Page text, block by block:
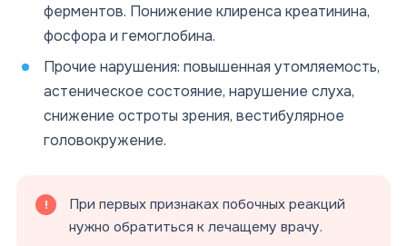
ферментов. Понижение клиренса креатинина,
фосфора и гемоглобина.
Прочие нарушения: повышенная утомляемость,
астеническое состояние, нарушение слуха,
снижение остроты зрения, вестибулярное
головокружение.
При первых признаках побочных реакций
нужно обратиться к лечащему врачу.